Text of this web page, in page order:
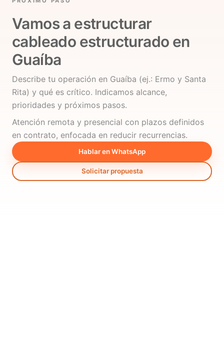
Vamos a estructurar
cableado estructurado en
Guaíba
Describe tu operación en Guaíba (ej.: Ermo y Santa
Rita) y qué es crítico. Indicamos alcance,
prioridades y próximos pasos.
Atención remota y presencial con plazos definidos
en contrato, enfocada en reducir recurrencias.
Hablar en WhatsApp
Solicitar propuesta